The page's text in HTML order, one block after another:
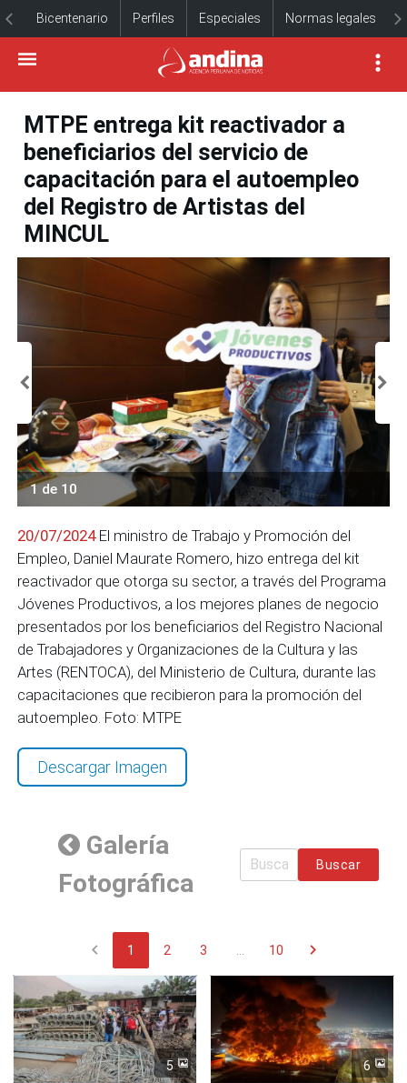
Bicentenario Perfiles Especiales Normas legales
MTPE entrega kit reactivador a
beneficiarios del servicio de
capacitación para el autoempleo
del Registro de Artistas del
MINCUL
1 de 10
20/07/2024El ministro de Trabajo y Promoción del
Empleo, Daniel Maurate Romero, hizo entrega del kit
reactivador que otorga su sector, a través del Programa
Jóvenes Productivos, a los mejores planes de negocio
presentados por los beneficiarios del Registro Nacional
de Trabajadores y Organizaciones de la Cultura y las
Artes (RENTOCA), del Ministerio de Cultura, durante las
capacitaciones que recibieron para la promoción del
autoempleo. Foto: MTPE
Descargar Imagen
Galería
Fotográfica
Buscar
chevron_left 1 2 3 10 chevron_right
5 6